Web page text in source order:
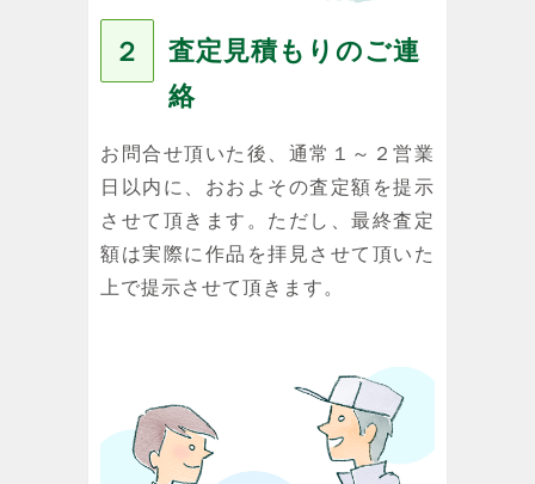
２
査定見積もりのご連
絡
お問合せ頂いた後、通常１～２営業
日以内に、おおよその査定額を提示
させて頂きます。ただし、最終査定
額は実際に作品を拝見させて頂いた
上で提示させて頂きます。